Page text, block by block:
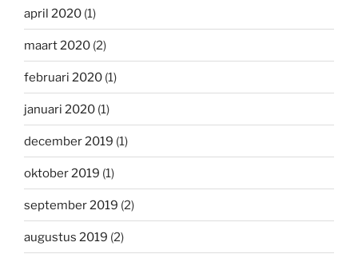
april 2020 (1)
maart 2020 (2)
februari 2020 (1)
januari 2020 (1)
december 2019 (1)
oktober 2019 (1)
september 2019 (2)
augustus 2019 (2)